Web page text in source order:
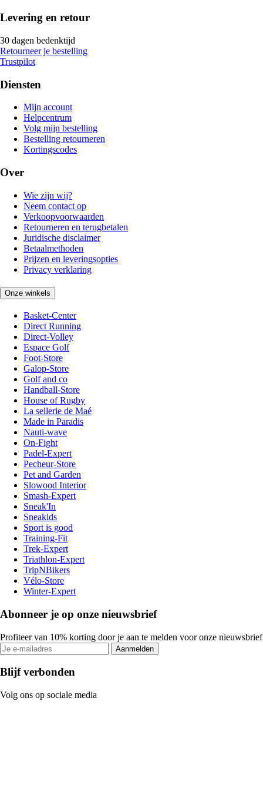
Levering en retour
30 dagen bedenktijd
Retourneer je bestelling
Trustpilot
Diensten
Mijn account
Helpcentrum
Volg mijn bestelling
Bestelling retourneren
Kortingscodes
Over
Wie zijn wij?
Neem contact op
Verkoopvoorwaarden
Retourneren en terugbetalen
Juridische disclaimer
Betaalmethoden
Prijzen en leveringsopties
Privacy verklaring
Onze winkels
Basket-Center
Direct Running
Direct-Volley
Espace Golf
Foot-Store
Galop-Store
Golf and co
Handball-Store
House of Rugby
La sellerie de Maé
Made in Paradis
Nauti-wave
On-Fight
Padel-Expert
Pecheur-Store
Pet and Garden
Slowood Interior
Smash-Expert
Sneak'In
Sneakids
Sport is good
Training-Fit
Trek-Expert
Triathlon-Expert
TripNBikers
Vélo-Store
Winter-Expert
Abonneer je op onze nieuwsbrief
Profiteer van 10% korting door je aan te melden voor onze nieuwsbrief
Aanmelden
Blijf verbonden
Volg ons op sociale media